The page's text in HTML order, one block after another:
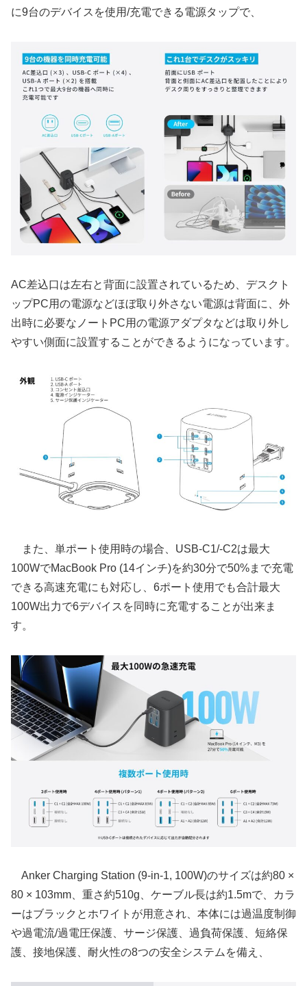
に9台のデバイスを使用/充電できる電源タップで、
AC差込口は左右と背面に設置されているため、デスクト
ップPC用の電源などほぼ取り外さない電源は背面に、外
出時に必要なノートPC用の電源アダプタなどは取り外し
やすい側面に設置することができるようになっています。
また、単ポート使用時の場合、USB-C1/-C2は最大
100WでMacBook Pro (14インチ)を約30分で50%まで充電
できる高速充電にも対応し、6ポート使用でも合計最大
100W出力で6デバイスを同時に充電することが出来ま
す。
Anker Charging Station (9-in-1, 100W)のサイズは約80 ×
80 × 103mm、重さ約510g、ケーブル長は約1.5mで、カラ
ーはブラックとホワイトが用意され、本体には過温度制御
や過電流/過電圧保護、サージ保護、過負荷保護、短絡保
護、接地保護、耐火性の8つの安全システムを備え、